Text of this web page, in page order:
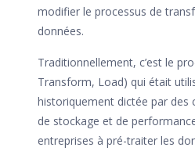
modifier le processus de
données.
Traditionnellement, c’est le
Transform, Load) qui était
historiquement dictée par des
de stockage et de
entreprises à pré-traiter les